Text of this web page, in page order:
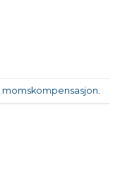
momskompensasjon